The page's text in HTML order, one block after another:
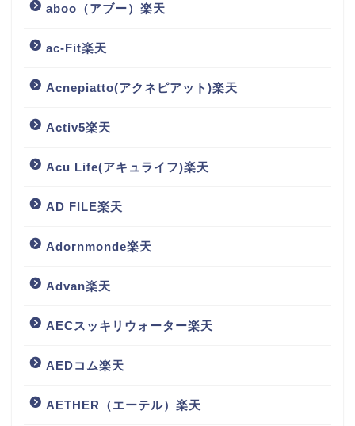
aboo（アブー）楽天
ac-Fit楽天
Acnepiatto(アクネピアット)楽天
Activ5楽天
Acu Life(アキュライフ)楽天
AD FILE楽天
Adornmonde楽天
Advan楽天
AECスッキリウォーター楽天
AEDコム楽天
AETHER（エーテル）楽天